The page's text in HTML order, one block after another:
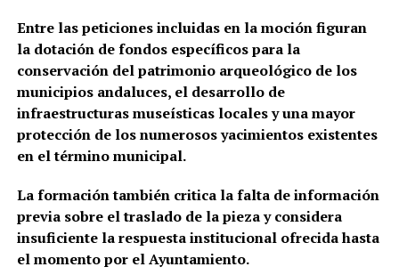
Entre las peticiones incluidas en la moción figuran
la dotación de fondos específicos para la
conservación del patrimonio arqueológico de los
municipios andaluces, el desarrollo de
infraestructuras museísticas locales y una mayor
protección de los numerosos yacimientos existentes
en el término municipal.
La formación también critica la falta de información
previa sobre el traslado de la pieza y considera
insuficiente la respuesta institucional ofrecida hasta
el momento por el Ayuntamiento.